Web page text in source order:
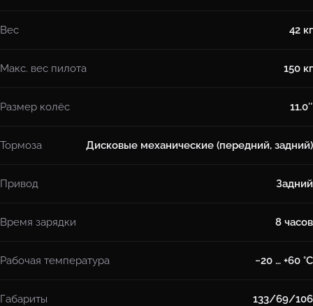
Вес 42 кг
Макс. вес пилота 150 кг
Размер колёс 11.0″
Тормоза Дисковые механические (передний, задний)
Привод Задний
Время зарядки 8 часов
Рабочая температура −20 … +60 °C
Габариты 133/69/106